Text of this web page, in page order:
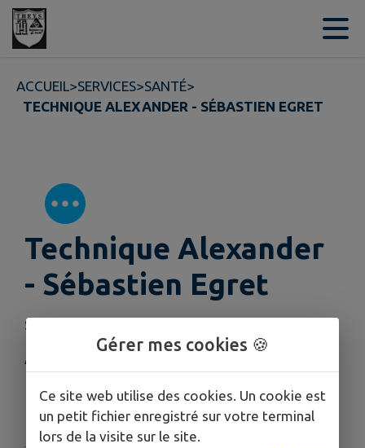
Contenu
ACCUEIL>SERVICES>SANTÉ>
TECHNIQUE ALEXANDER - SÉBASTIEN EGRET
Technique Alexander
- Sébastien Egret
Sur RDV
Adresse : Au Fort (près de Malbuisson)
Gérer mes cookies 🍪
Ce site web utilise des cookies. Un cookie est
un petit fichier enregistré sur votre terminal
lors de la visite sur le site.